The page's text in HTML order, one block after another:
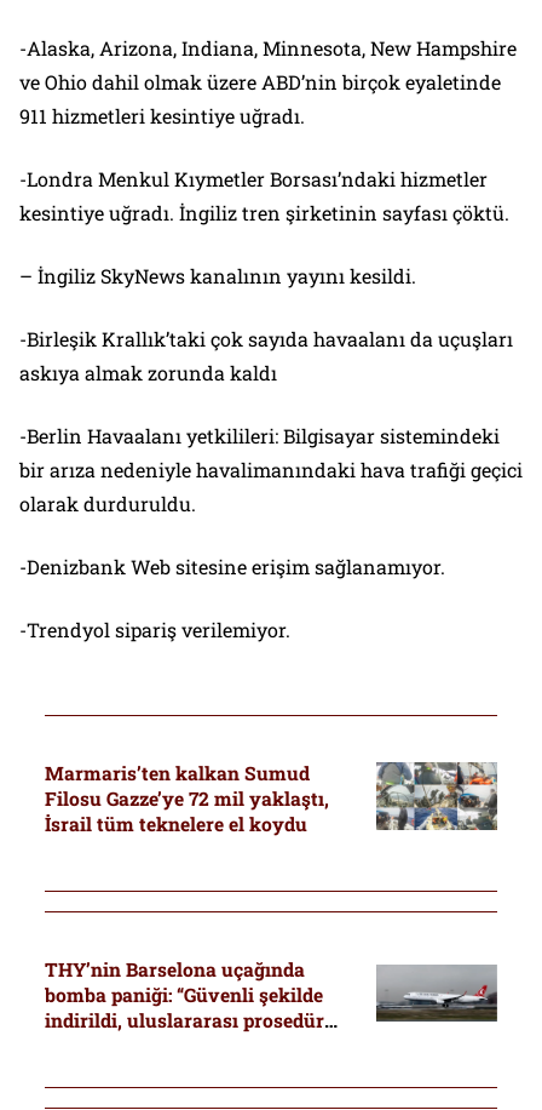
-Alaska, Arizona, Indiana, Minnesota, New Hampshire
ve Ohio dahil olmak üzere ABD’nin birçok eyaletinde
911 hizmetleri kesintiye uğradı.
-Londra Menkul Kıymetler Borsası’ndaki hizmetler
kesintiye uğradı. İngiliz tren şirketinin sayfası çöktü.
– İngiliz SkyNews kanalının yayını kesildi.
-Birleşik Krallık’taki çok sayıda havaalanı da uçuşları
askıya almak zorunda kaldı
-Berlin Havaalanı yetkilileri: Bilgisayar sistemindeki
bir arıza nedeniyle havalimanındaki hava trafiği geçici
olarak durduruldu.
-Denizbank Web sitesine erişim sağlanamıyor.
-Trendyol sipariş verilemiyor.
Marmaris’ten kalkan Sumud
Filosu Gazze’ye 72 mil yaklaştı,
İsrail tüm teknelere el koydu
THY’nin Barselona uçağında
bomba paniği: “Güvenli şekilde
indirildi, uluslararası prosedür